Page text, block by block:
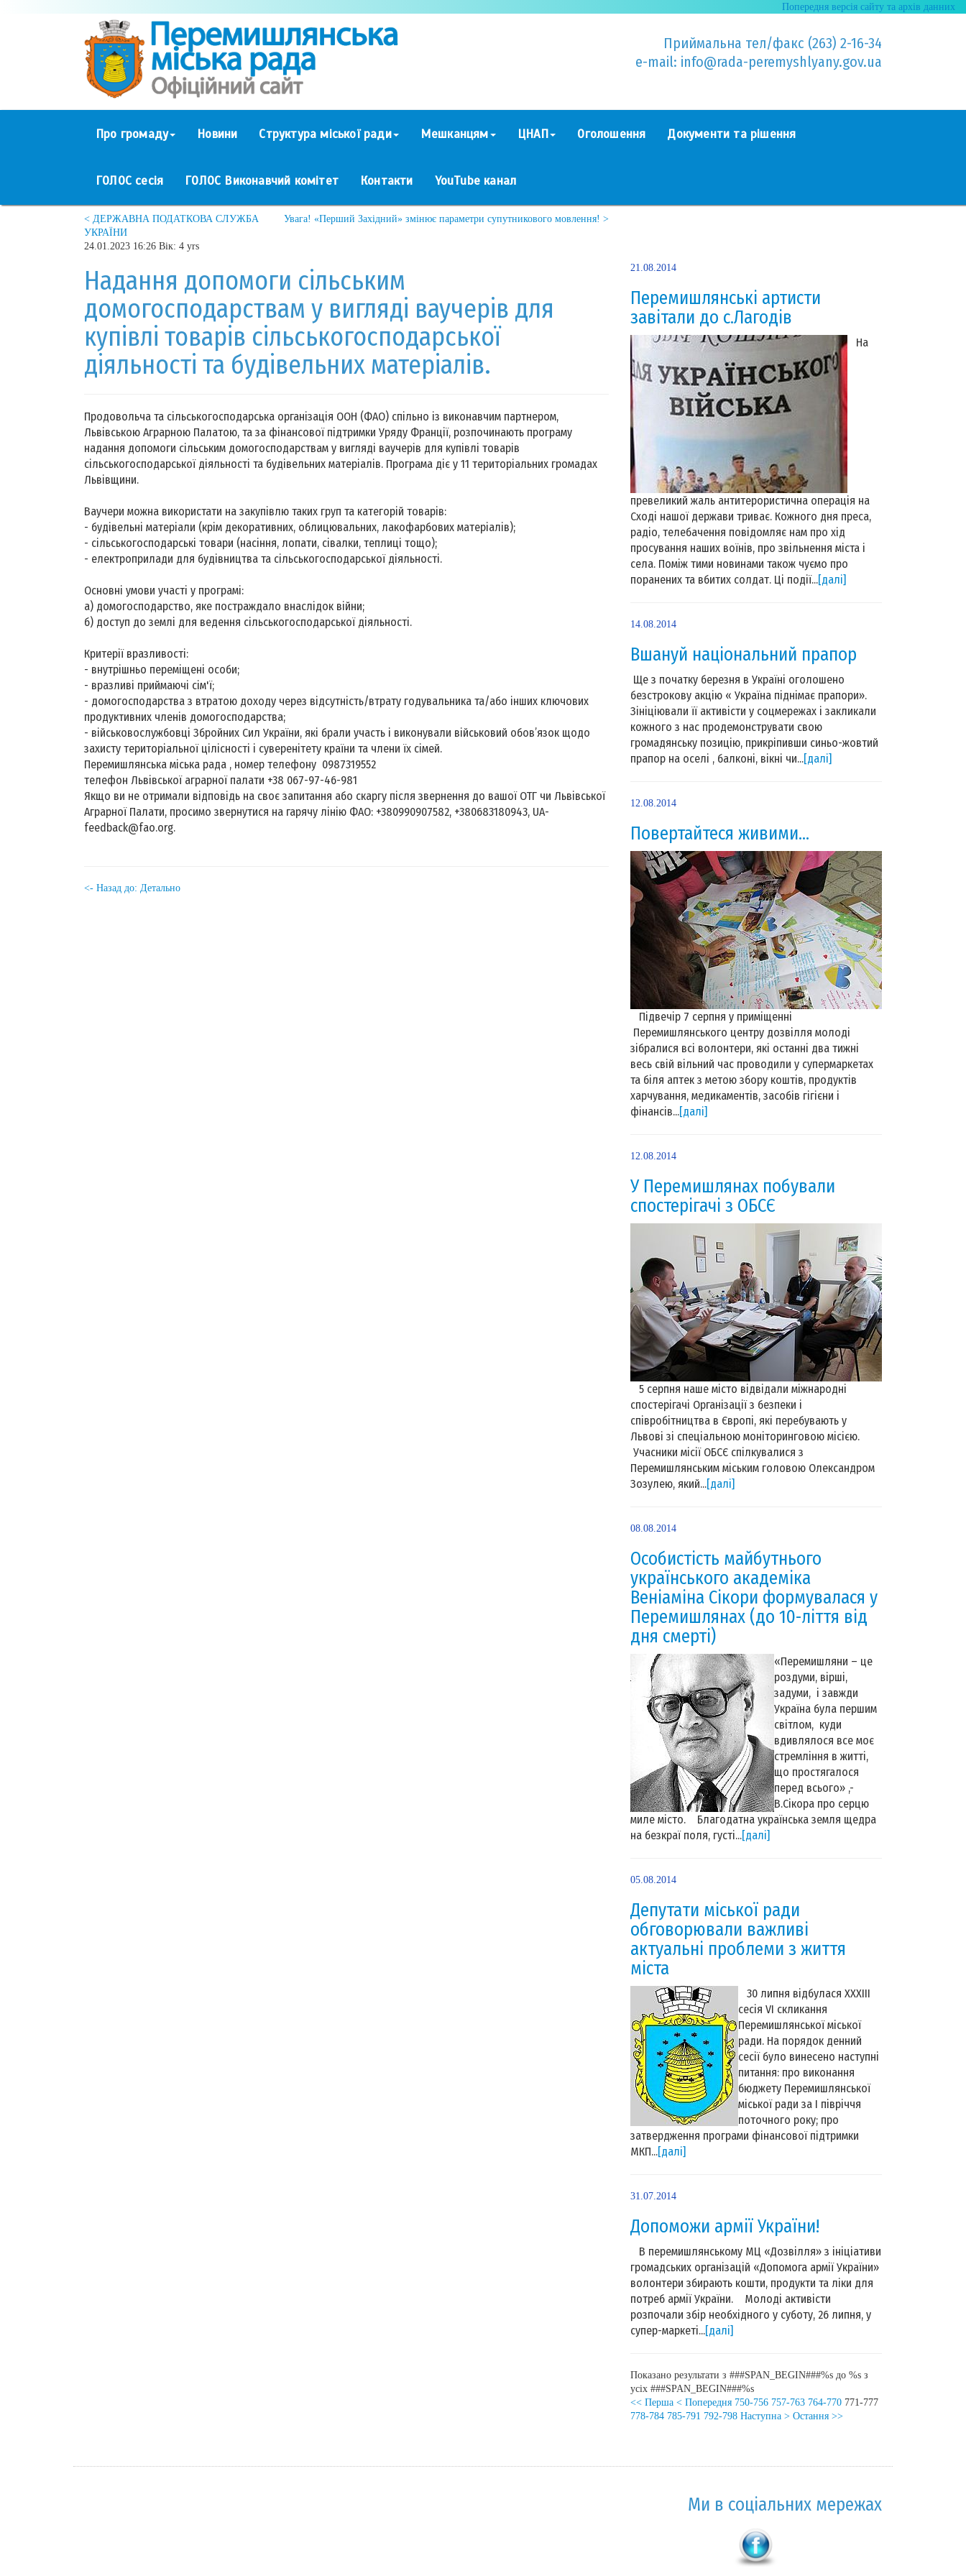
Попередня версія сайту та архів данних
Приймальна тел/факс (263) 2-16-34
e-mail: info@rada-peremyshlyany.gov.ua
Про громаду Новини Структура міської ради Мешканцям ЦНАП Оголошення Документи та рішення
ГОЛОС сесія ГОЛОС Виконавчий комітет Контакти YouTube канал
Увага! «Перший Західний» змінює параметри супутникового мовлення! >
< ДЕРЖАВНА ПОДАТКОВА СЛУЖБА
УКРАЇНИ
24.01.2023 16:26 Вік: 4 yrs
Надання допомоги сільським
домогосподарствам у вигляді ваучерів для
купівлі товарів сільськогосподарської
діяльності та будівельних матеріалів.
Продовольча та сільськогосподарська організація ООН (ФАО) спільно із виконавчим партнером,
Львівською Аграрною Палатою, та за фінансової підтримки Уряду Франції, розпочинають програму
надання допомоги сільським домогосподарствам у вигляді ваучерів для купівлі товарів
сільськогосподарської діяльності та будівельних матеріалів. Програма діє у 11 територіальних громадах
Львівщини.
Ваучери можна використати на закупівлю таких груп та категорій товарів:
- будівельні матеріали (крім декоративних, облицювальних, лакофарбових матеріалів);
- сільськогосподарські товари (насіння, лопати, сівалки, теплиці тощо);
- електроприлади для будівництва та сільськогосподарської діяльності.
Основні умови участі у програмі:
a) домогосподарство, яке постраждало внаслідок війни;
б) доступ до землі для ведення сільськогосподарської діяльності.
Критерії вразливості:
- внутрішньо переміщені особи;
- вразливі приймаючі сім'ї;
- домогосподарства з втратою доходу через відсутність/втрату годувальника та/або інших ключових
продуктивних членів домогосподарства;
- військовослужбовці Збройних Сил України, які брали участь і виконували військовий обов’язок щодо
захисту територіальної цілісності і суверенітету країни та члени їх сімей.
Перемишлянська міська рада , номер телефону 0987319552
телефон Львівської аграрної палати +38 067-97-46-981
Якщо ви не отримали відповідь на своє запитання або скаргу після звернення до вашої ОТГ чи Львівської
Аграрної Палати, просимо звернутися на гарячу лінію ФАО: +380990907582, +380683180943, UA-
feedback@fao.org.
<- Назад до: Детально
21.08.2014
Перемишлянські артисти
завітали до с.Лагодів
На
превеликий жаль антитерористична операція на
Сході нашої держави триває. Кожного дня преса,
радіо, телебачення повідомляє нам про хід
просування наших воїнів, про звільнення міста і
села. Поміж тими новинами також чуємо про
поранених та вбитих солдат. Ці події...[далі]
14.08.2014
Вшануй національний прапор
Ще з початку березня в Україні оголошено
безстрокову акцію « Україна піднімає прапори».
Зініціювали її активісти у соцмережах і закликали
кожного з нас продемонструвати свою
громадянську позицію, прикріпивши синьо-жовтий
прапор на оселі , балконі, вікні чи...[далі]
12.08.2014
Повертайтеся живими…
Підвечір 7 серпня у приміщенні
Перемишлянського центру дозвілля молоді
зібралися всі волонтери, які останні два тижні
весь свій вільний час проводили у супермаркетах
та біля аптек з метою збору коштів, продуктів
харчування, медикаментів, засобів гігієни і
фінансів...[далі]
12.08.2014
У Перемишлянах побували
спостерігачі з ОБСЄ
5 серпня наше місто відвідали міжнародні
спостерігачі Організації з безпеки і
співробітництва в Європі, які перебувають у
Львові зі спеціальною моніторинговою місією.
Учасники місії ОБСЄ спілкувалися з
Перемишлянським міським головою Олександром
Зозулею, який...[далі]
08.08.2014
Особистість майбутнього
українського академіка
Веніаміна Сікори формувалася у
Перемишлянах (до 10-ліття від
дня смерті)
«Перемишляни – це
роздуми, вірші,
задуми, і завжди
Україна була першим
світлом, куди
вдивлялося все моє
стремління в житті,
що простягалося
перед всього» ,-
В.Сікора про серцю
миле місто. Благодатна українська земля щедра
на безкраї поля, густі...[далі]
05.08.2014
Депутати міської ради
обговорювали важливі
актуальні проблеми з життя
міста
30 липня відбулася ХХХІІІ
сесія VI скликання
Перемишлянської міської
ради. На порядок денний
сесії було винесено наступні
питання: про виконання
бюджету Перемишлянської
міської ради за І півріччя
поточного року; про
затвердження програми фінансової підтримки
МКП...[далі]
31.07.2014
Допоможи армії України!
В перемишлянському МЦ «Дозвілля» з ініціативи
громадських організацій «Допомога армії України»
волонтери збирають кошти, продукти та ліки для
потреб армії України. Молоді активісти
розпочали збір необхідного у суботу, 26 липня, у
супер-маркеті...[далі]
Показано результати з ###SPAN_BEGIN###%s до %s з
усіх ###SPAN_BEGIN###%s
<< Перша < Попередня 750-756 757-763 764-770 771-777
778-784 785-791 792-798 Наступна > Остання >>
Ми в соціальних мережах